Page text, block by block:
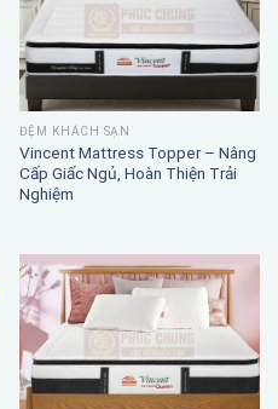
ĐỆM KHÁCH SẠN
Vincent Mattress Topper – Nâng
Cấp Giấc Ngủ, Hoàn Thiện Trải
Nghiệm